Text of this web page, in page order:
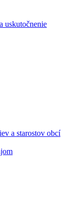
uskutočnenie
a starostov obcí